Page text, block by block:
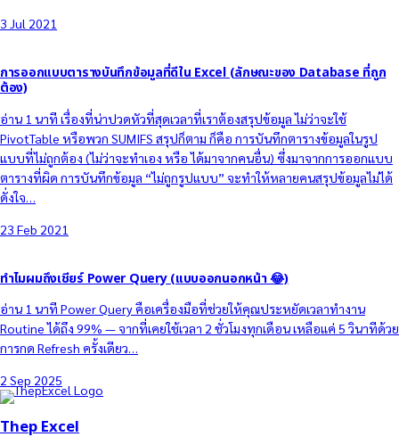
3 Jul 2021
การออกแบบตารางบันทึกข้อมูลที่ดีใน Excel (ลักษณะของ Database ที่ถูก
ต้อง)
อ่าน 1 นาที เรื่องที่น่าปวดหัวที่สุดเวลาที่เราต้องสรุปข้อมูล ไม่ว่าจะใช้
PivotTable หรือพวก SUMIFS สรุปก็ตาม ก็คือ การบันทึกตารางข้อมูลในรูป
แบบที่ไม่ถูกต้อง (ไม่ว่าจะทำเอง หรือ ได้มาจากคนอื่น) ซึ่งมาจากการออกแบบ
ตารางที่ผิด การบันทึกข้อมูล “ไม่ถูกรูปแบบ” จะทำให้หลายคนสรุปข้อมูลไม่ได้
ดั่งใจ…
23 Feb 2021
ทำไมผมถึงเชียร์ Power Query (แบบออกนอกหน้า 😂)
อ่าน 1 นาที Power Query คือเครื่องมือที่ช่วยให้คุณประหยัดเวลาทำงาน
Routine ได้ถึง 99% — จากที่เคยใช้เวลา 2 ชั่วโมงทุกเดือน เหลือแค่ 5 วินาทีด้วย
การกด Refresh ครั้งเดียว…
2 Sep 2025
Thep Excel